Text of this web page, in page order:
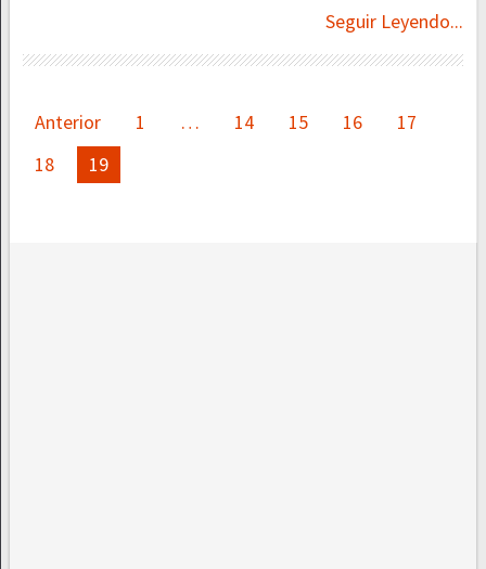
Seguir Leyendo...
Paginación
de
Anterior 1 … 14 15 16
17
18
19